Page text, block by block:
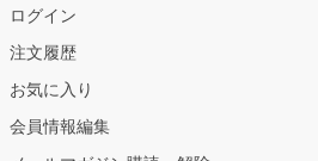
ログイン
注文履歴
お気に入り
会員情報編集